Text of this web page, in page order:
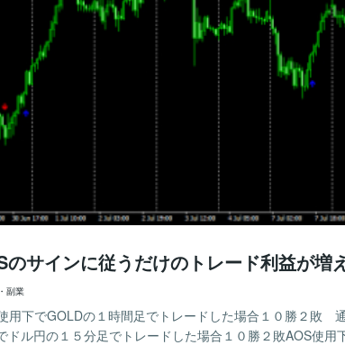
のサインに従うだけのトレード利益が増
副業
用下でGOLDの１時間足でトレードした場合１０勝２敗
ドル円の１５分足でトレードした場合１０勝２敗AOS使